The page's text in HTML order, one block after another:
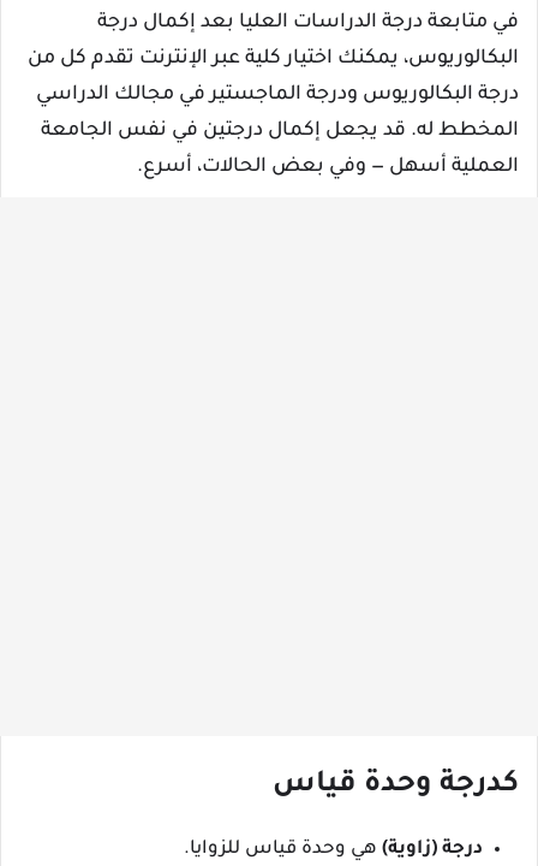
في متابعة درجة الدراسات العليا بعد إكمال درجة
البكالوريوس، يمكنك اختيار كلية عبر الإنترنت تقدم كل من
درجة البكالوريوس ودرجة الماجستير في مجالك الدراسي
المخطط له. قد يجعل إكمال درجتين في نفس الجامعة
العملية أسهل — وفي بعض الحالات، أسرع.
كدرجة وحدة قياس
درجة (زاوية) هي وحدة قياس للزوايا.